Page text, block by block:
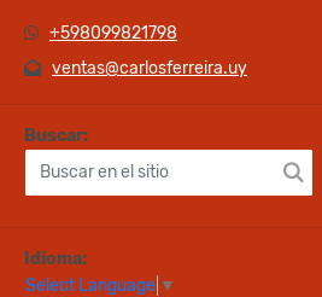
+598099821798
ventas@carlosferreira.uy
Buscar:
Idioma:
Select Language ▼